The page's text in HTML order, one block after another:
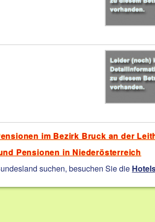
im Bezirk Bruck an der
Pensionen in Niederösterreich
suchen, besuchen Sie die